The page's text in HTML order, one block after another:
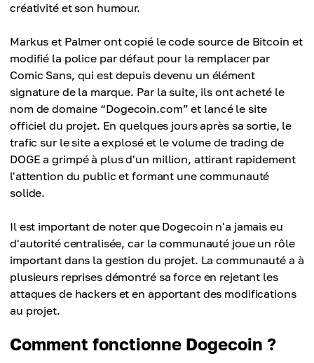
créativité et son humour.
Markus et Palmer ont copié le code source de Bitcoin et
modifié la police par défaut pour la remplacer par
Comic Sans, qui est depuis devenu un élément
signature de la marque. Par la suite, ils ont acheté le
nom de domaine “Dogecoin.com” et lancé le site
officiel du projet. En quelques jours après sa sortie, le
trafic sur le site a explosé et le volume de trading de
DOGE a grimpé à plus d'un million, attirant rapidement
l'attention du public et formant une communauté
solide.
Il est important de noter que Dogecoin n'a jamais eu
d'autorité centralisée, car la communauté joue un rôle
important dans la gestion du projet. La communauté a à
plusieurs reprises démontré sa force en rejetant les
attaques de hackers et en apportant des modifications
au projet.
Comment fonctionne Dogecoin ?